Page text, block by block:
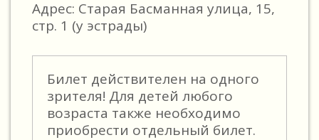
Адрес: Старая Басманная улица, 15,
стр. 1 (у эстрады)
Билет действителен на одного
зрителя! Для детей любого
возраста также необходимо
приобрести отдельный билет.